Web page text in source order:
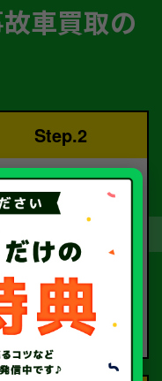
車買取の
Step.2
査定
のプロが
話で回答いたしま